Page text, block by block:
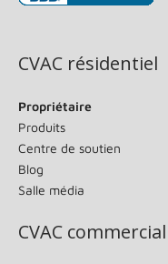
CVAC résidentiel
Propriétaire
Produits
Centre de soutien
Blog
Salle média
CVAC commercial